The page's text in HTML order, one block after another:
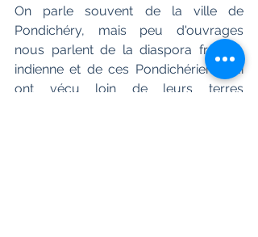
On parle souvent de la ville de
Pondichéry, mais peu d'ouvrages
nous parlent de la diaspora franco-
indienne et de ces Pondichériens qui
ont vécu loin de leurs terres